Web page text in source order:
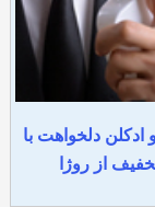
دلخواهت با